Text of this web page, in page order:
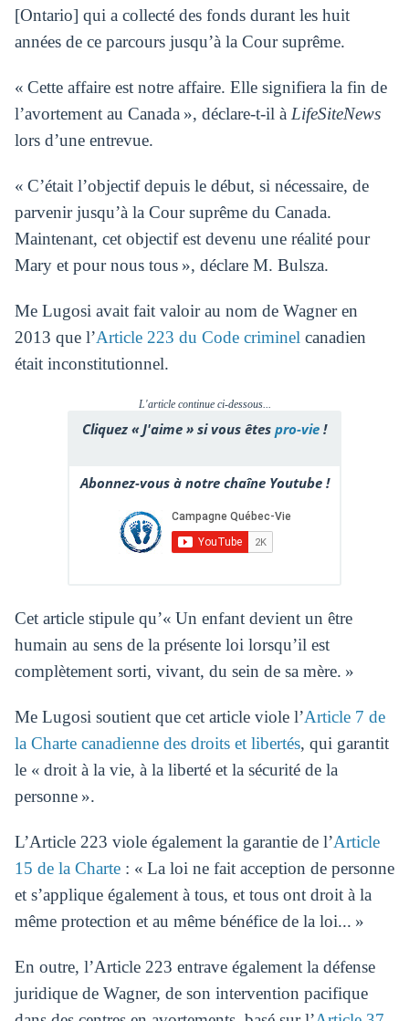
[Ontario] qui a collecté des fonds durant les huit
années de ce parcours jusqu’à la Cour suprême.
« Cette affaire est notre affaire. Elle signifiera la fin de
l’avortement au Canada », déclare-t-il à LifeSiteNews
lors d’une entrevue.
« C’était l’objectif depuis le début, si nécessaire, de
parvenir jusqu’à la Cour suprême du Canada.
Maintenant, cet objectif est devenu une réalité pour
Mary et pour nous tous », déclare M. Bulsza.
Me Lugosi avait fait valoir au nom de Wagner en
2013 que l’Article 223 du Code criminel canadien
était inconstitutionnel.
L'article continue ci-dessous...
Cliquez « J'aime » si vous êtes pro-vie !
Abonnez-vous à notre chaîne Youtube !
Cet article stipule qu’« Un enfant devient un être
humain au sens de la présente loi lorsqu’il est
complètement sorti, vivant, du sein de sa mère. »
Me Lugosi soutient que cet article viole l’Article 7 de
la Charte canadienne des droits et libertés, qui garantit
le « droit à la vie, à la liberté et la sécurité de la
personne ».
L’Article 223 viole également la garantie de l’Article
15 de la Charte: « La loi ne fait acception de personne
et s’applique également à tous, et tous ont droit à la
même protection et au même bénéfice de la loi... »
En outre, l’Article 223 entrave également la défense
juridique de Wagner, de son intervention pacifique